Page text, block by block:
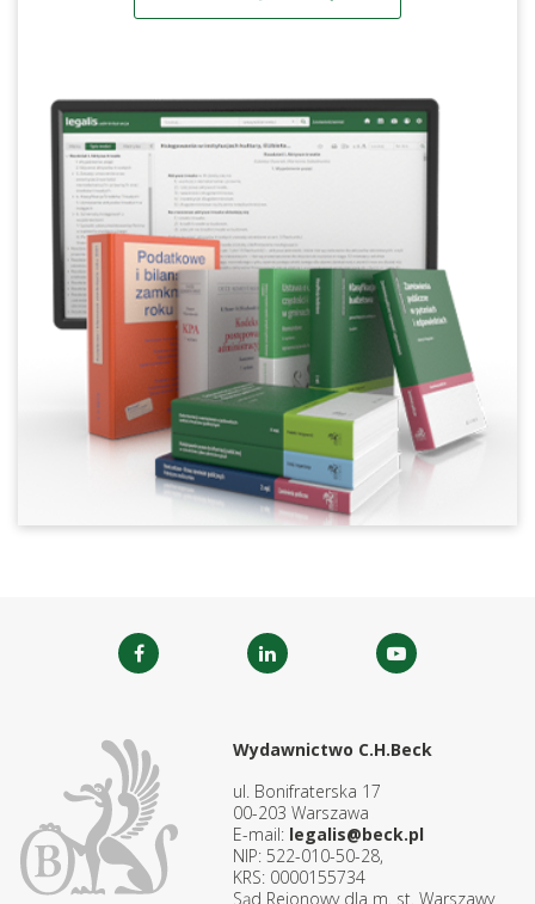
Wydawnictwo C.H.Beck
ul. Bonifraterska 17
00-203 Warszawa
E-mail: legalis@beck.pl
NIP: 522-010-50-28,
KRS: 0000155734
Sąd Rejonowy dla m. st. Warszawy